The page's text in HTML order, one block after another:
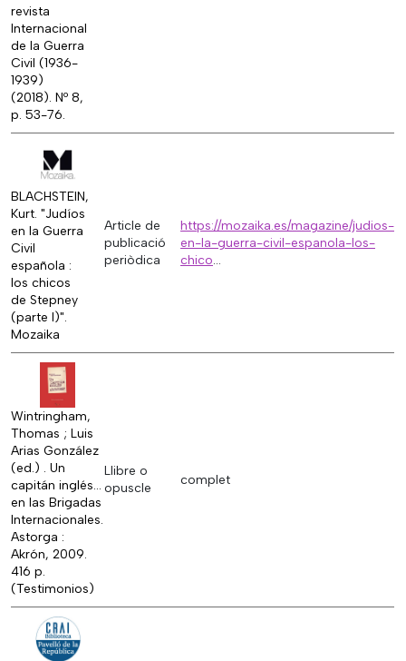
revista
Internacional
de la Guerra
Civil (1936-
1939)
(2018). Nº 8,
p. 53-76.
BLACHSTEIN,
Kurt. "Judíos
en la Guerra
Civil
española :
los chicos
de Stepney
(parte I)".
Mozaika
Article de
publicació
periòdica
https://mozaika.es/magazine/judios-
en-la-guerra-civil-espanola-los-
chico...
Wintringham,
Thomas ; Luis
Arias González
(ed.) . Un
capitán inglés...
en las Brigadas
Internacionales.
Astorga :
Akrón, 2009.
416 p.
(Testimonios)
Llibre o
opuscle
complet